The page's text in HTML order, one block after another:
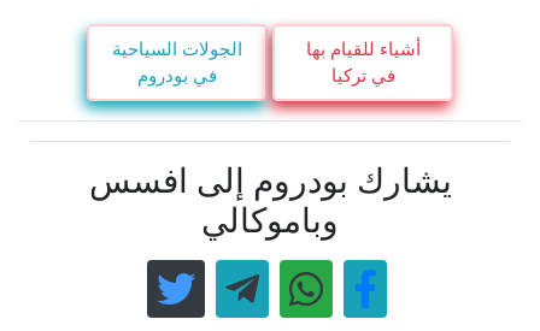
أشياء للقيام بها
في تركيا
الجولات السياحية
في بودروم
يشارك بودروم إلى افسس
وباموكالي